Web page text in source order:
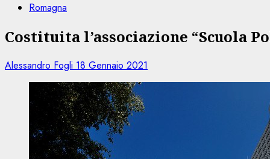
Romagna
Costituita l’associazione “Scuola
Alessandro Fogli 18 Gennaio 2021